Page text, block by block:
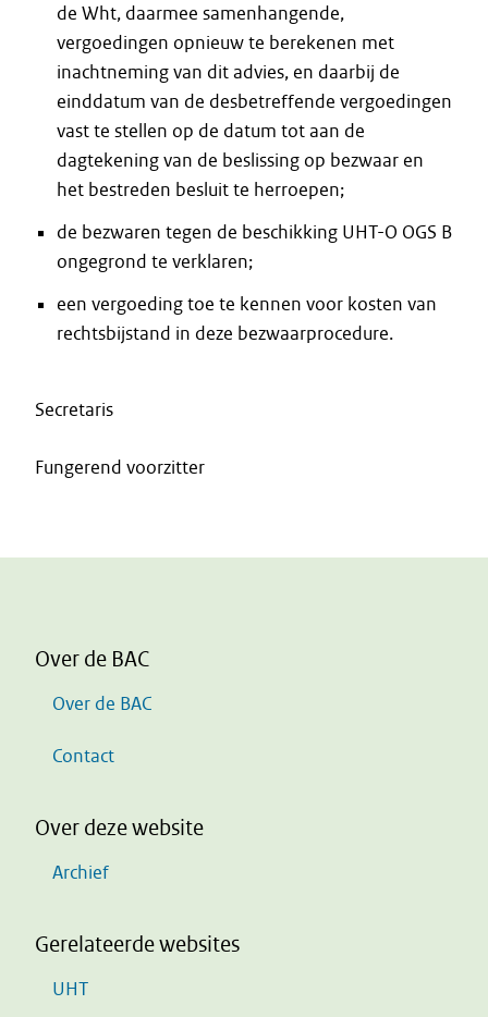
de Wht, daarmee samenhangende,
vergoedingen opnieuw te berekenen met
inachtneming van dit advies, en daarbij de
einddatum van de desbetreffende vergoedingen
vast te stellen op de datum tot aan de
dagtekening van de beslissing op bezwaar en
het bestreden besluit te herroepen;
de bezwaren tegen de beschikking UHT-O OGS B
ongegrond te verklaren;
een vergoeding toe te kennen voor kosten van
rechtsbijstand in deze bezwaarprocedure.
Secretaris
Fungerend voorzitter
Over de BAC
Over de BAC
Contact
Over deze website
Archief
Gerelateerde websites
UHT